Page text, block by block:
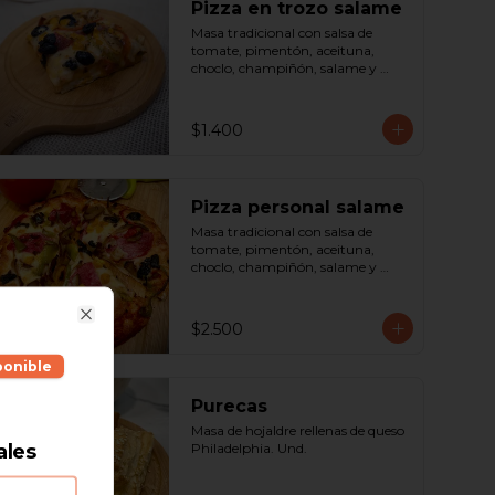
Pizza en trozo salame
Masa tradicional con salsa de
tomate, pimentón, aceituna,
choclo, champiñón, salame y
$1.400
Pizza personal salame
Masa tradicional con salsa de
tomate, pimentón, aceituna,
choclo, champiñón, salame y
$2.500
Purecas
Masa de hojaldre rellenas de queso
Philadelphia. Und.
Close